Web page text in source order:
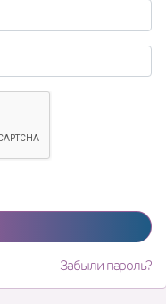
Забыли пароль?